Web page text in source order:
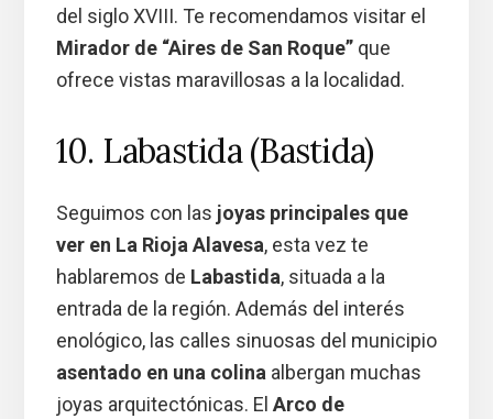
del siglo XVIII. Te recomendamos visitar el
Mirador de “Aires de San Roque”que
ofrece vistas maravillosas a la localidad.
10. Labastida (Bastida)
Seguimos con las joyas principales que
ver en La Rioja Alavesa, esta vez te
hablaremos de Labastida, situada a la
entrada de la región. Además del interés
enológico, las calles sinuosas del municipio
asentado en una colinaalbergan muchas
joyas arquitectónicas. El Arco de